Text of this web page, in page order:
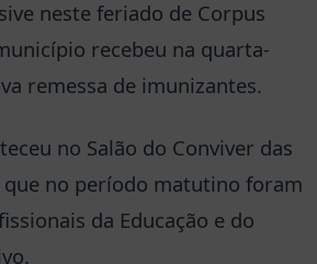
neste feriado de Corpus
recebeu na quarta-
remessa de imunizantes.
no Salão do Conviver das
que no período matutino foram
da Educação e do